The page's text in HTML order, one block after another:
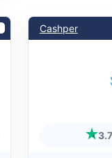
Cashper
3.7